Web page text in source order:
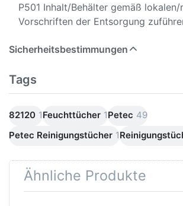
P501 Inhalt/Behälter gemäß lokalen/
Vorschriften der Entsorgung
Sicherheitsbestimmungen
Tags
82120 1Feuchttücher 1Petec 49
Petec Reinigungstücher 1
Ähnliche Produkte